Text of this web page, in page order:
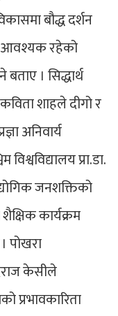
बौद्ध दर्शन
आवश्यक रहेको
। सिद्धार्थ
शाहले दीगो र
अनिवार्य
प्रा.डा.
जनशक्तिको
कार्यक्रम
पोखरा
केसीले
प्रभावकारिता